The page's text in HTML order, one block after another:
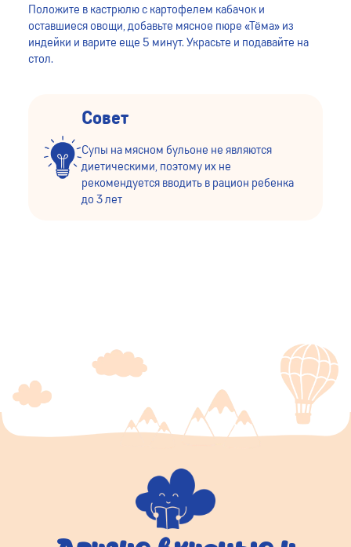
Положите в кастрюлю с картофелем кабачок и
оставшиеся овощи, добавьте мясное пюре «Тёма» из
индейки и варите еще 5 минут. Украсьте и подавайте на
стол.
Совет
Супы на мясном бульоне не являются
диетическими, поэтому их не
рекомендуется вводить в рацион ребенка
до 3 лет